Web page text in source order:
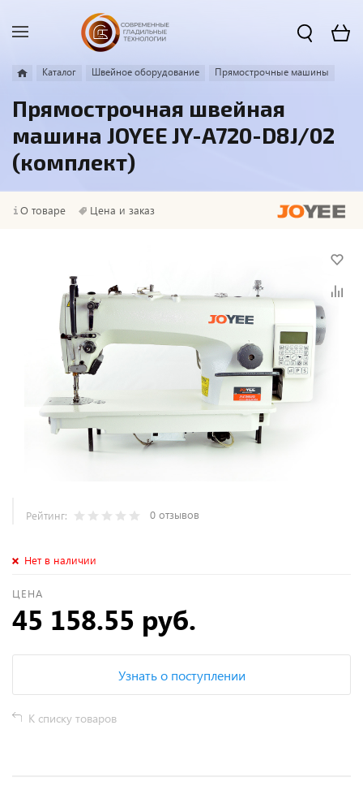
Каталог Швейное оборудование Прямострочные машины
Прямострочная швейная
машина JOYEE JY-A720-D8J/02
(комплект)
О товаре Цена и заказ
Рейтинг: 0 отзывов
Нет в наличии
ЦЕНА
45 158.55 руб.
Узнать о поступлении
К списку товаров